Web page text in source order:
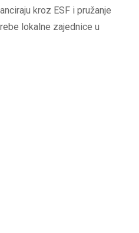
kroz ESF i pružanje
lokalne zajednice u